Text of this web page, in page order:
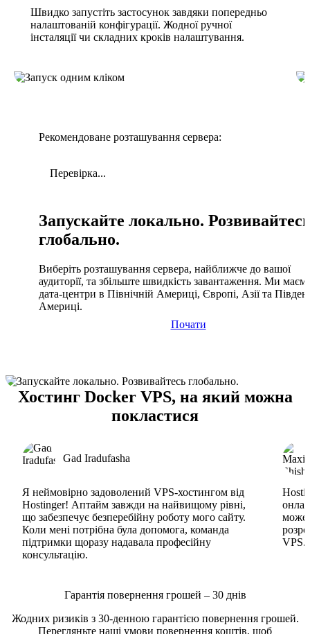
Швидко запустіть застосунок завдяки попередньо
налаштованій конфігурації. Жодної ручної
інсталяції чи складних кроків налаштування.
Рекомендоване розташування сервера:
Перевірка...
Запускайте локально.
глобально.
Виберіть розташування сервера, найближче до вашої
аудиторії, та збільште швидкість завантаження. Ми
дата-центри в Північній Америці, Європі, Азії та
Америці.
Почати
Хостинг Docker VPS, на який можна
покластися
Gad Iradufasha
Я неймовірно задоволений VPS-хостингом від
Hostinger! Аптайм завжди на найвищому рівні,
що забезпечує безперебійну роботу мого сайту.
Коли мені потрібна була допомога, команда
підтримки щоразу надавала професійну
консультацію.
може
VPS.
Гарантія повернення грошей – 30 днів
Жодних ризиків з 30-денною гарантією повернення грошей.
Перегляньте наші умови повернення коштів, щоб